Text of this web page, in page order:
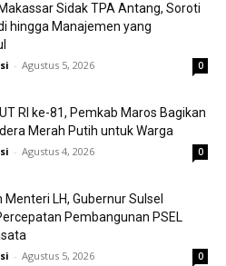
Sidak TPA Antang, Soroti
hingga Manajemen yang
- Agustus 5, 2026 0
RI ke-81, Pemkab Maros Bagikan
Merah Putih untuk Warga
- Agustus 4, 2026 0
Menteri LH, Gubernur Sulsel
Pembangunan PSEL
- Agustus 5, 2026 0